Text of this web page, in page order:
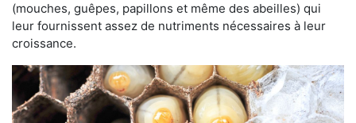
(mouches, guêpes, papillons et même des abeilles) qui
leur fournissent assez de nutriments nécessaires à leur
croissance.